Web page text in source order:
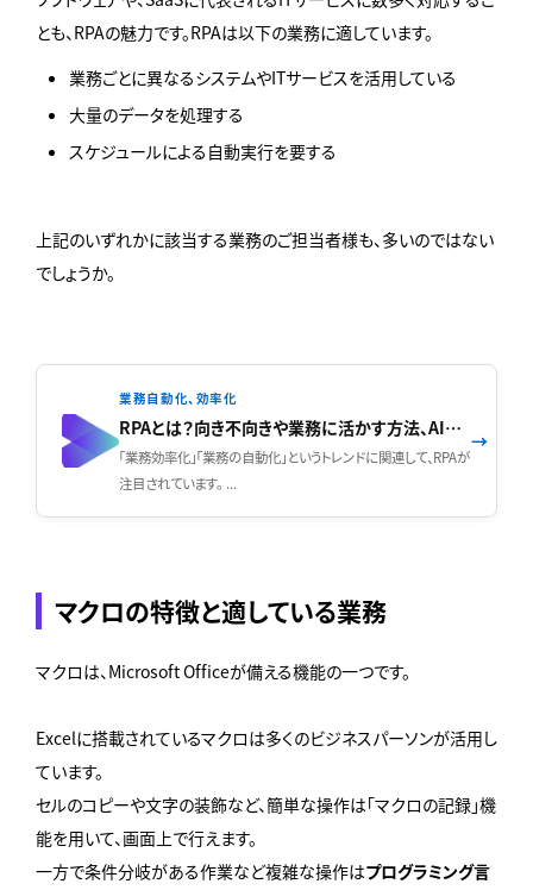
とも、RPAの魅力です。RPAは以下の業務に適しています。
業務ごとに異なるシステムやITサービスを活用している
大量のデータを処理する
スケジュールによる自動実行を要する
上記のいずれかに該当する業務のご担当者様も、多いのではない
でしょうか。
業務自動化、効率化
RPAとは？向き不向きや業務に活かす方法、AIとの違いをわかりやすく解説
「業務効率化」「業務の自動化」というトレンドに関連して、RPAが
注目されています。 ...
→
マクロの特徴と適している業務
マクロは、Microsoft Officeが備える機能の一つです。
Excelに搭載されているマクロは多くのビジネスパーソンが活用し
ています。
セルのコピーや文字の装飾など、簡単な操作は「マクロの記録」機
能を用いて、画面上で行えます。
一方で条件分岐がある作業など複雑な操作はプログラミング言